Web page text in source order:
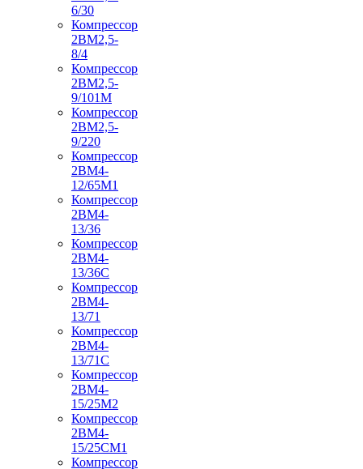
6/30
Компрессор
2ВМ2,5-
8/4
Компрессор
2ВМ2,5-
9/101М
Компрессор
2ВМ2,5-
9/220
Компрессор
2ВМ4-
12/65М1
Компрессор
2ВМ4-
13/36
Компрессор
2ВМ4-
13/36С
Компрессор
2ВМ4-
13/71
Компрессор
2ВМ4-
13/71С
Компрессор
2ВМ4-
15/25М2
Компрессор
2ВМ4-
15/25СМ1
Компрессор